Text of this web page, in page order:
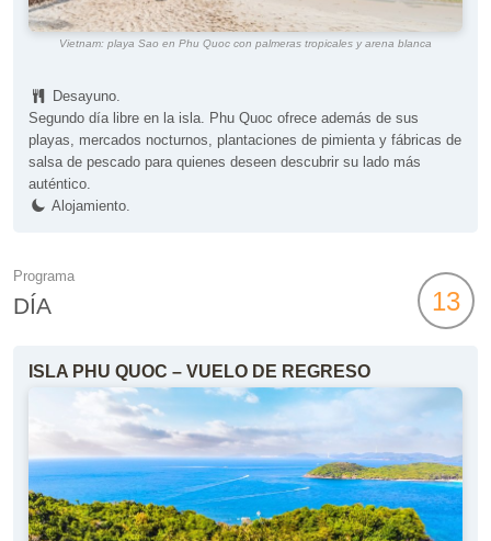
Vietnam: playa Sao en Phu Quoc con palmeras tropicales y arena blanca
Desayuno.
Segundo día libre en la isla. Phu Quoc ofrece además de sus
playas, mercados nocturnos, plantaciones de pimienta y fábricas de
salsa de pescado para quienes deseen descubrir su lado más
auténtico.
Alojamiento.
Programa
DÍA 13
ISLA PHU QUOC – VUELO DE REGRESO